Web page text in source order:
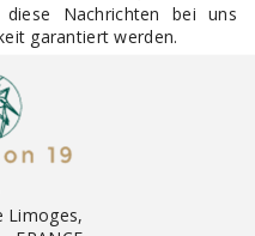
Nachrichten bei uns
garantiert werden.
Limoges,